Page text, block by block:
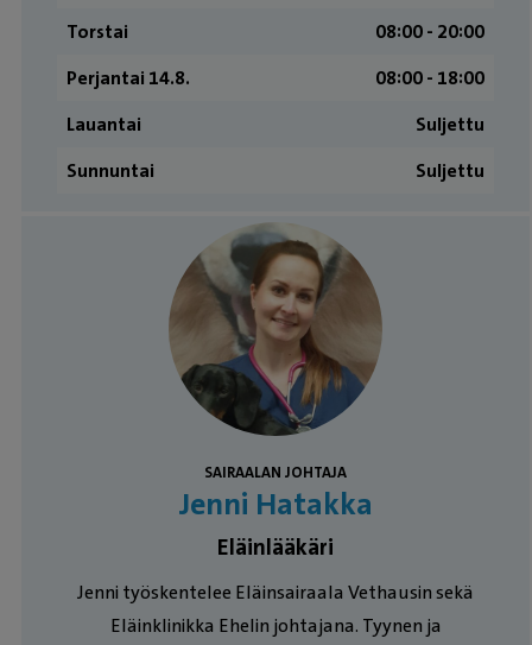
Torstai
08:00 ­- 20:00
Perjantai 14.8.
08:00 - 18:00
Lauantai
Suljettu
Sunnuntai
Suljettu
Työntekijät
SAIRAALAN JOHTAJA
Jenni Hatakka
Eläinlääkäri
Jenni työskentelee Eläinsairaala Vethausin sekä
Eläinklinikka Ehelin johtajana. Tyynen ja